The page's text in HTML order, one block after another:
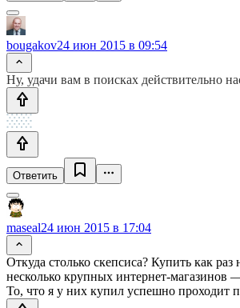
bougakov24 июн 2015 в 09:54
Ну, удачи вам в поисках действительно
Ответить
maseal24 июн 2015 в 17:04
Откуда столько скепсиса? Купить как
несколько крупных интернет-магазинов
То, что я у них купил успешно проходит